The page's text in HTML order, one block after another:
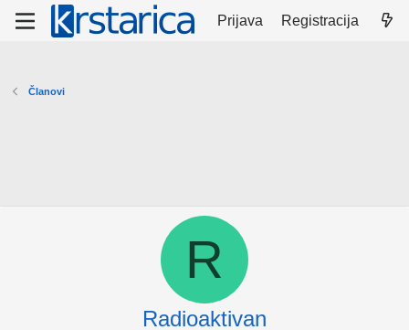
Prijava Registracija
Članovi
R
Radioaktivan